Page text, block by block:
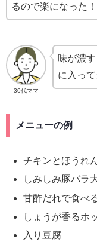
るので楽になった！
30代ママ
味が濃
に入って
メニューの例
チキンとほうれ
しみしみ豚バラ
甘酢だれで食べ
しょうが香るホ
入り豆腐